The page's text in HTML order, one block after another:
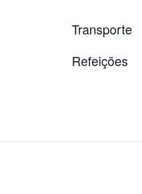
Transporte
Refeições